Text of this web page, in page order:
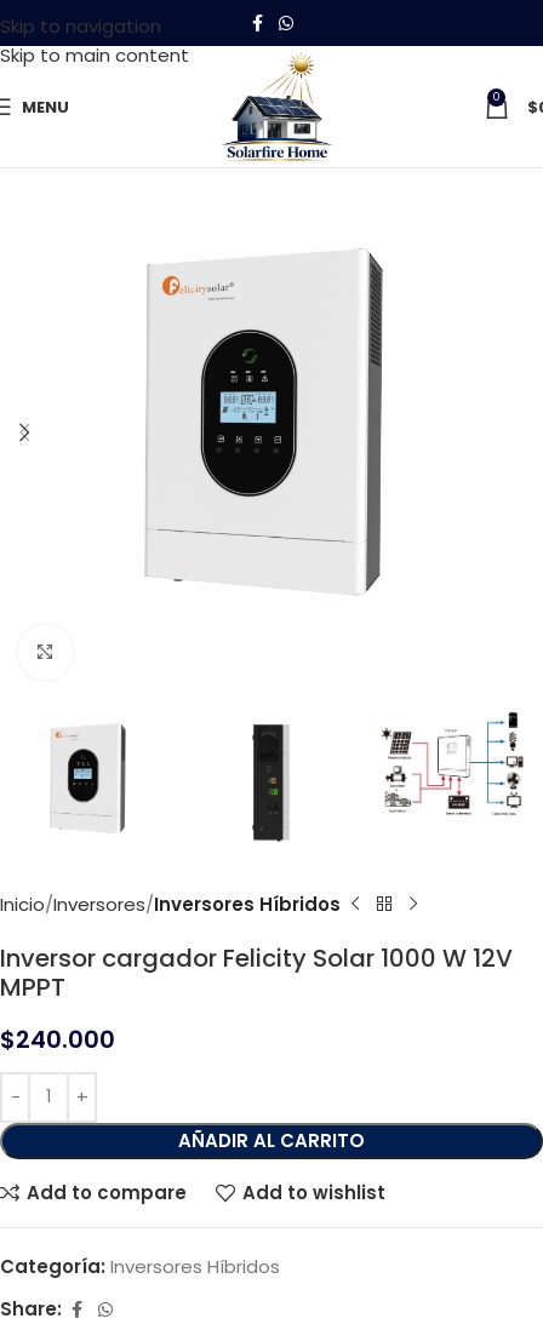
Skip to navigation
Skip to main content
MENU 0 $
Inicio Inversores Inversores Híbridos
Inversor cargador Felicity Solar 1000 W 12V
MPPT
$240.000
AÑADIR AL CARRITO
Add to compare Add to wishlist
Categoría: Inversores Híbridos
Share: